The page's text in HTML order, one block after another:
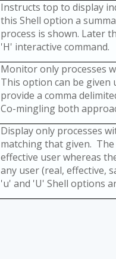
Instructs top to display
this Shell option a
process is shown. Later
'H' interactive command.
Monitor only processes
This option can be given
provide a comma
Co-mingling both
Display only processes
matching that given.
effective user whereas
any user (real, effective,
'u' and 'U' Shell options